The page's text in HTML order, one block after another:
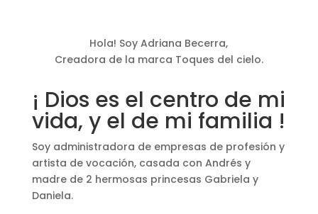
Hola! Soy Adriana Becerra,
Creadora de la marca Toques del cielo.
¡ Dios es el centro de mi
vida, y el de mi familia !
Soy administradora de empresas de profesión y
artista de vocación, casada con Andrés y
madre de 2 hermosas princesas Gabriela y
Daniela.